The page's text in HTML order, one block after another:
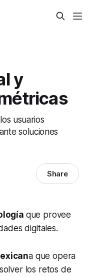
y
usuarios
soluciones
Share
que provee
digitales.
a que opera
los retos de